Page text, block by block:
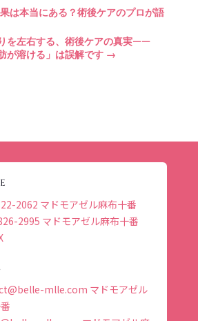
は本当にある？術後ケアのプロが語
を左右する、術後ケアの真実——
が溶ける」は誤解です→
2062 マドモアゼル麻布十番
2995 マドモアゼル麻布十番
mlle.com マドモアゼル